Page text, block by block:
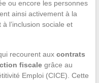
ou encore les personnes
ainsi activement à la
l’inclusion sociale et
recourent aux contrats
fiscalegrâce au
Emploi (CICE). Cette